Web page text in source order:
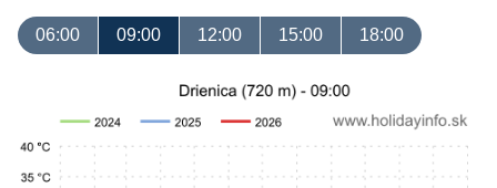
06:00 09:00 12:00 15:00 18:00